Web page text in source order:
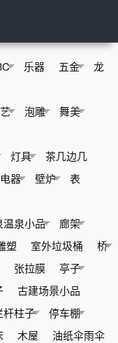
乐器 五金
龙
泡雕
舞美
灯具
茶几边几
电器 壁炉
表
温泉小品
廊架
塑 室外垃圾桶
桥
张拉膜
亭子
古建场景小品
杆柱子
停车棚
木屋
油纸伞雨伞